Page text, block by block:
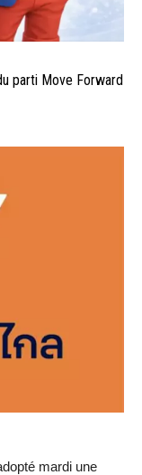
parti Move Forward
mardi une